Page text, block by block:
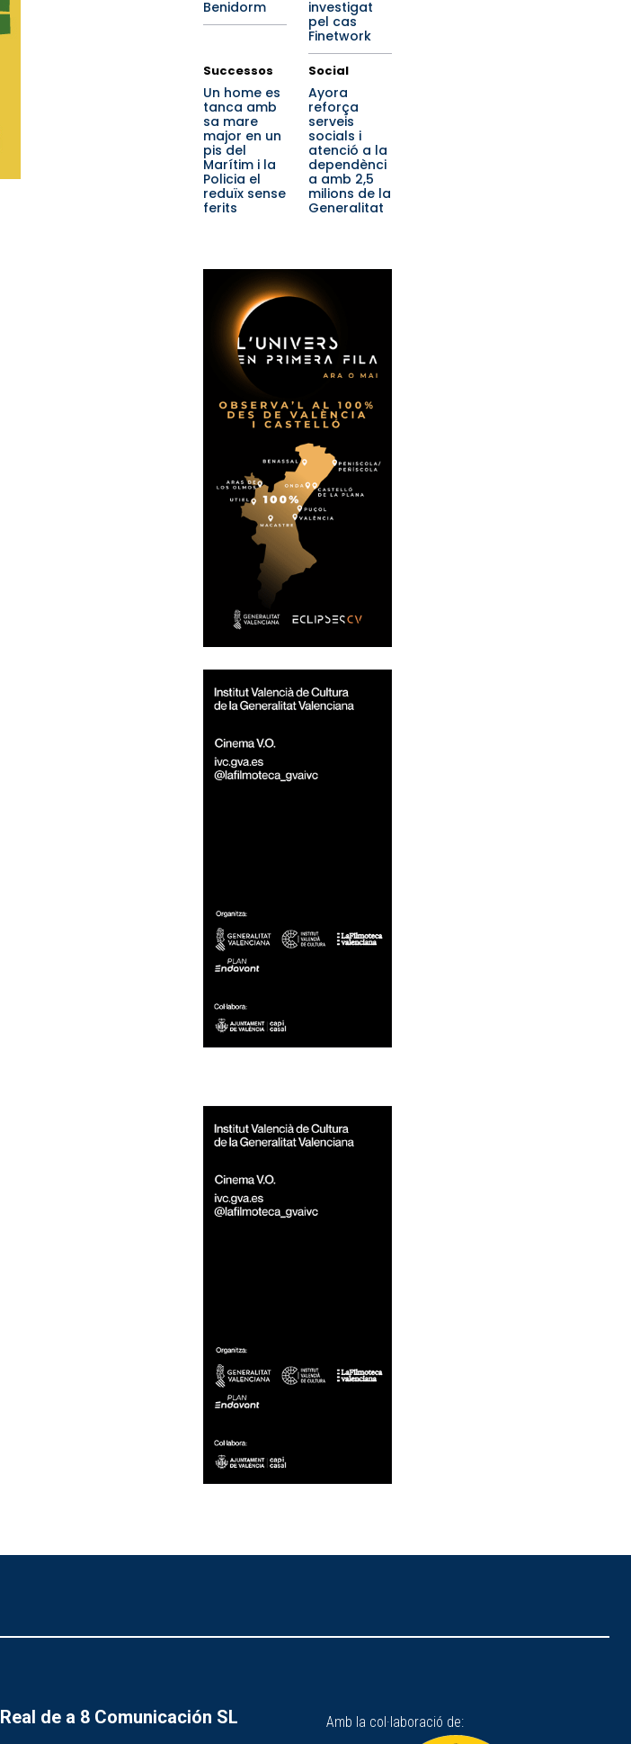
Benidorm
investigat
pel cas
Finetwork
Successos
Un home es
tanca amb
sa mare
major en un
pis del
Marítim i la
Policia el
reduïx sense
ferits
Social
Ayora
reforça
serveis
socials i
atenció a la
dependènci
a amb 2,5
milions de la
Generalitat
Real de a 8 Comunicación SL Amb la col·laboració de: